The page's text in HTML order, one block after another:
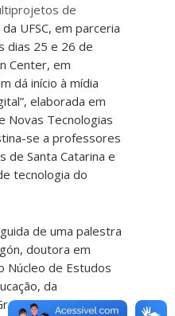
de
UFSC, em parceria
dias 25 e 26 de
Center, em
dá início à mídia
elaborada em
Novas Tecnologias
se a professores
de Santa Catarina e
tecnologia do
de uma palestra
doutora em
Núcleo de Estudos
da
do Sul (UFRGS).